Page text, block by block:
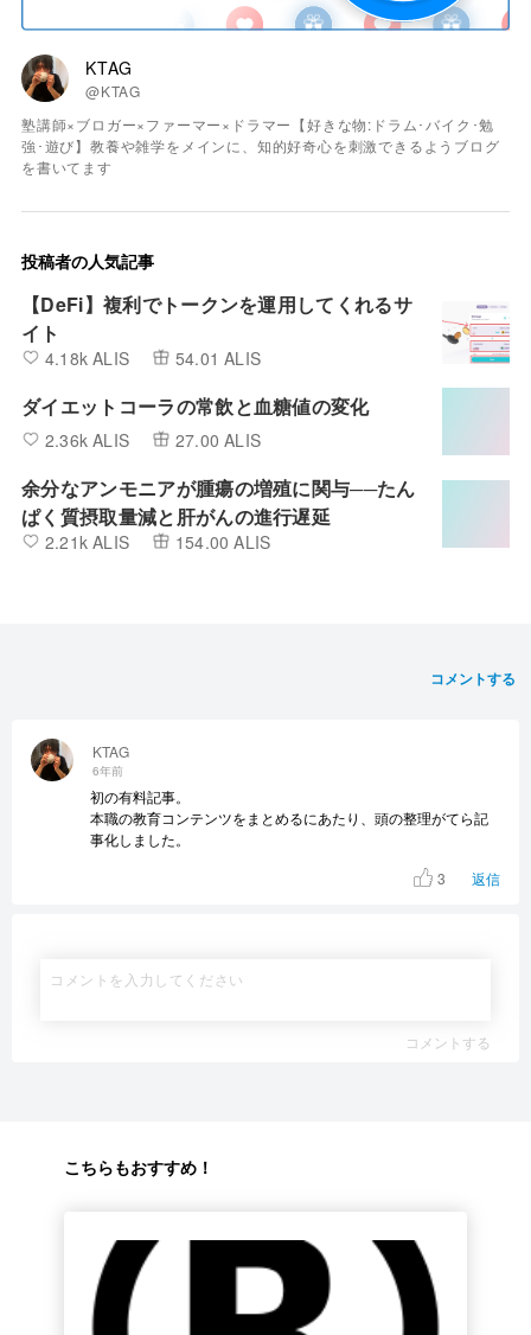
KTAG
@KTAG
塾講師×ブロガー×ファーマー×ドラマー【好きな物:ドラム･バイク･勉
強･遊び】教養や雑学をメインに、知的好奇心を刺激できるようブログ
を書いてます
投稿者の人気記事
【DeFi】複利でトークンを運用してくれるサ
イト
4.18k ALIS 54.01 ALIS
ダイエットコーラの常飲と血糖値の変化
2.36k ALIS 27.00 ALIS
余分なアンモニアが腫瘍の増殖に関与──たん
ぱく質摂取量減と肝がんの進行遅延
2.21k ALIS 154.00 ALIS
コメントする
KTAG
6年前
初の有料記事。
本職の教育コンテンツをまとめるにあたり、頭の整理がてら記
事化しました。
3
返信
コメントする
こちらもおすすめ！